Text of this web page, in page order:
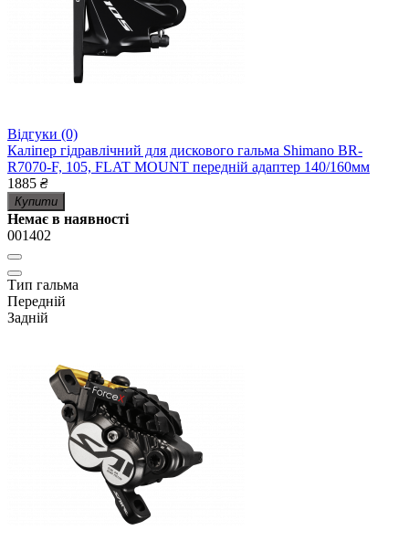
Відгуки (0)
Каліпер гідравлічний для дискового гальма Shimano BR-
R7070-F, 105, FLAT MOUNT передній адаптер 140/160мм
1885 ₴
Купити
Немає в наявності
001402
Тип гальма
Передній
Задній